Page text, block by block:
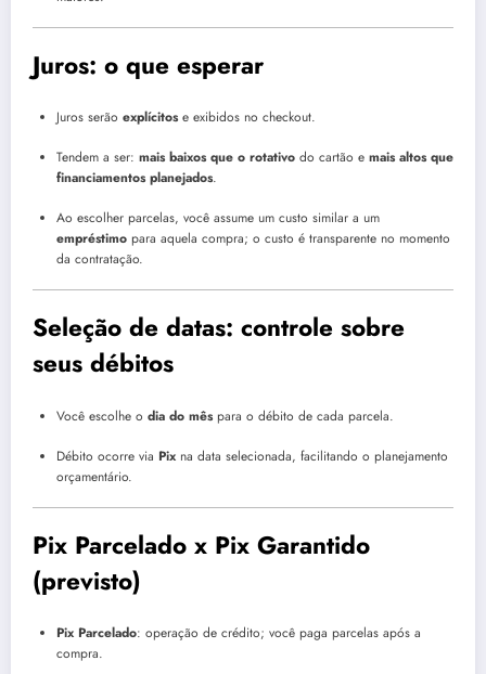
Juros: o que esperar
Juros serão explícitose exibidos no checkout.
Tendem a ser: mais baixos que o rotativo do cartão e mais altos que
financiamentos planejados.
Ao escolher parcelas, você assume um custo similar a um
empréstimo para aquela compra; o custo é transparente no momento
da contratação.
Seleção de datas: controle sobre
seus débitos
Você escolhe o dia do mêspara o débito de cada parcela.
Débito ocorre via Pix na data selecionada, facilitando o planejamento
orçamentário.
Pix Parcelado x Pix Garantido
(previsto)
Pix Parcelado: operação de crédito; você paga parcelas após a
compra.